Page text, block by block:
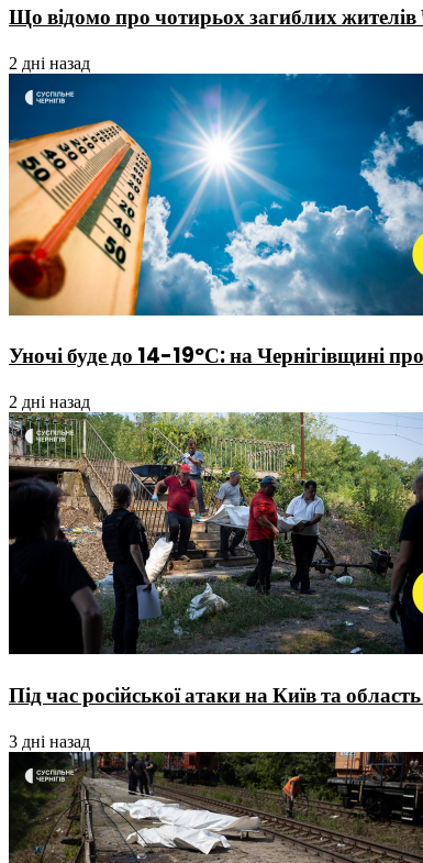
Що відомо про чотирьох загиблих
2 дні назад
Уночі буде до 14-19ºС: на Чернігівщині
2 дні назад
Під час російської атаки на Київ та
3 дні назад